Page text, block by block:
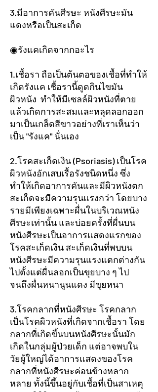
3.มีอาการคันศีรษะ หนังศีรษะมัน
แดงหรือเป็นสะเก็ด
◉รังแคเกิดจากกอะไร
1.เชื้อรา ถือเป็นต้นตอของเชื้อที่ทำให้
เกิดรังแค เชื้อรานี้ดูดกินไขมัน
ผิวหนัง ทำให้มีเซลล์ผิวหนังที่ตาย
แล้วเกิดการสะสมและหลุดลอกออก
มาเป็นเกล็ดสีขาวอย่างที่เราเห็นว่า
เป็น "รังแค" นั่นเอง
2.โรคสะเก็ดเงิน (Psoriasis) เป็นโรค
ผิวหนังอักเสบเรื้อรังชนิดหนึ่ง ซึ่ง
ทำให้เกิดอาการคันและมีผิวหนังตก
สะเก็ดจะมีความรุนแรงกว่า โดยบาง
รายมีเพียงเฉพาะผื่นในบริเวณหนัง
ศีรษะเท่านั้น และบ่อยครั้งที่ผื่นบน
หนังศีรษะเป็นอาการแสดงแรกของ
โรคสะเก็ดเงิน สะเก็ดเงินที่พบบน
หนังศีรษะมีความรุนแรงแตกต่างกัน
ไปตั้งแต่ผื่นลอกเป็นขุยบาง ๆ ไป
จนถึงผื่นหนานูนแดง มีขุยหนา
3.โรคกลากที่หนังศีรษะ โรคกลาก
เป็นโรคผิวหนังที่เกิดจากเชื้อรา โดย
กลากที่เกิดขึ้นบนหนังศีรษะนั้นมัก
เกิดในกลุ่มผู้ป่วยเด็ก แต่อาจพบใน
วัยผู้ใหญ่ได้อาการแสดงของโรค
กลากที่หนังศีรษะค่อนข้างหลาก
หลาย ทั้งนี้ขึ้นอยู่กับเชื้อที่เป็นสาเหตุ